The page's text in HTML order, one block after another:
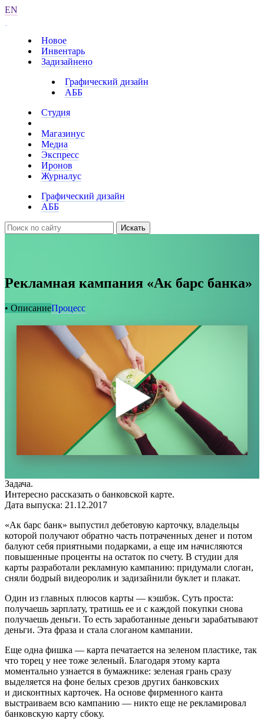
EN
Новое
Инвентарь
Задизайнено
Графический дизайн
АББ
Студия
Магазинус
Медиа
Экспресс
Иронов
Журналус
Графический дизайн
АББ
Искать
Рекламная кампания «Ак барс банка»
• ОписаниеПроцесс
Задача.
Интересно рассказать о банковской карте.
Дата выпуска: 21.12.2017
«Ак барс банк» выпустил дебетовую карточку, владельцы
которой получают обратно часть потраченных денег и потом
балуют себя приятными подарками, а еще им начисляются
повышенные проценты на остаток по счету. В студии для
карты разработали рекламную кампанию: придумали слоган,
сняли бодрый видеоролик и задизайнили буклет и плакат.
Один из главных плюсов карты — кэшбэк. Суть проста:
получаешь зарплату, тратишь ее и с каждой покупки снова
получаешь деньги. То есть заработанные деньги зарабатывают
деньги. Эта фраза и стала слоганом кампании.
Еще одна фишка — карта печатается на зеленом пластике, так
что торец у нее тоже зеленый. Благодаря этому карта
моментально узнается в бумажнике: зеленая грань сразу
выделяется на фоне белых срезов других банковских
и дисконтных карточек. На основе фирменного канта
выстраиваем всю кампанию — никто еще не рекламировал
банковскую карту сбоку.